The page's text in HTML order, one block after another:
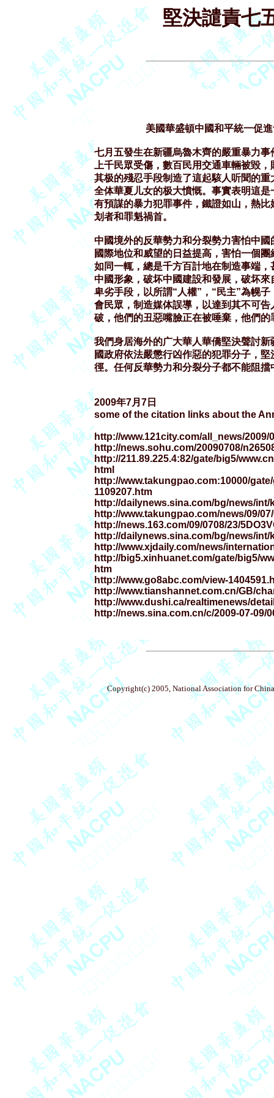
堅決譴責七
美國華盛頓中國和平統一促
七月五發生在新疆烏魯木齊的嚴重暴力
上千民眾受傷，數百民用交通車輛被毀
其极的殘忍手段制造了這起駭人听聞的
全体華夏儿女的极大憤慨。事實表明這
有預謀的暴力犯罪事件，鐵證如山，熱
划者和罪魁禍首。
中國境外的反華勢力和分裂勢力害怕中
國際地位和威望的日益提高，害怕一個
如同一輒，總是千方百計地在制造事端
中國形象，破坏中國建設和發展，破坏
卑劣手段，以所謂“人權”，“民主”為幌
會民眾，制造媒体誤導，以達到其不可
破，他們的丑惡嘴臉正在被唾棄，他們
我們身居海外的广大華人華僑堅決聲討
國政府依法嚴懲行凶作惡的犯罪分子，
徑。任何反華勢力和分裂分子都不能阻
2009年7月7日
some of the citation links about the
http://www.121city.com/all_news/
http://news.sohu.com/20090708/
http://211.89.225.4:82/gate/big5/
html
http://www.takungpao.com:10000/
1109207.htm
http://dailynews.sina.com/bg/news/
http://www.takungpao.com/news/09/
http://news.163.com/09/0708/23/
http://dailynews.sina.com/bg/news/
http://www.xjdaily.com/news/
http://big5.xinhuanet.com/gate/big5/
htm
http://www.go8abc.com/view-
http://www.tianshannet.com.cn/GB/
http://www.dushi.ca/realtimenews/
http://news.sina.com.cn/c/2009-07-09/
Copyright(c) 2005, National Association for